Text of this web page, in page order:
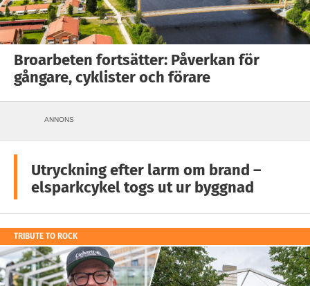
Broarbeten fortsätter: Påverkan för
gångare, cyklister och förare
ANNONS
Utryckning efter larm om brand –
elsparkcykel togs ut ur byggnad
TRIBUTE TO ROCK